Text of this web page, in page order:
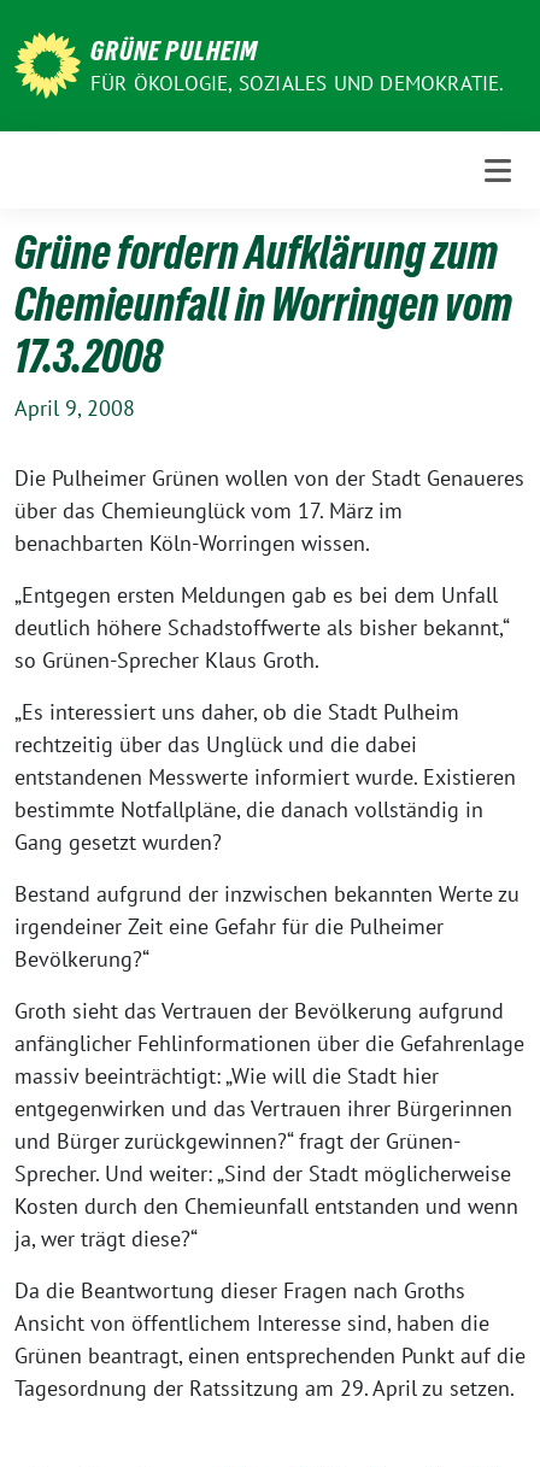
zum
Inhalt
GRÜNE PULHEIM
FÜR ÖKOLOGIE, SOZIALES UND DEMOKRATIE.
Grüne fordern Aufklärung zum
Chemieunfall in Worringen vom
17.3.2008
April 9, 2008
Die Pulheimer Grünen wollen von der Stadt Genaueres
über das Chemieunglück vom 17. März im
benachbarten Köln-Worringen wissen.
„Entgegen ersten Meldungen gab es bei dem Unfall
deutlich höhere Schadstoffwerte als bisher bekannt,“
so Grünen-Sprecher Klaus Groth.
„Es interessiert uns daher, ob die Stadt Pulheim
rechtzeitig über das Unglück und die dabei
entstandenen Messwerte informiert wurde. Existieren
bestimmte Notfallpläne, die danach vollständig in
Gang gesetzt wurden?
Bestand aufgrund der inzwischen bekannten Werte zu
irgendeiner Zeit eine Gefahr für die Pulheimer
Bevölkerung?“
Groth sieht das Vertrauen der Bevölkerung aufgrund
anfänglicher Fehlinformationen über die Gefahrenlage
massiv beeinträchtigt: „Wie will die Stadt hier
entgegenwirken und das Vertrauen ihrer Bürgerinnen
und Bürger zurückgewinnen?“ fragt der Grünen-
Sprecher. Und weiter: „Sind der Stadt möglicherweise
Kosten durch den Chemieunfall entstanden und wenn
ja, wer trägt diese?“
Da die Beantwortung dieser Fragen nach Groths
Ansicht von öffentlichem Interesse sind, haben die
Grünen beantragt, einen entsprechenden Punkt auf die
Tagesordnung der Ratssitzung am 29. April zu setzen.